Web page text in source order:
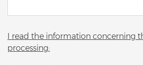
I read the information concerning
processing: